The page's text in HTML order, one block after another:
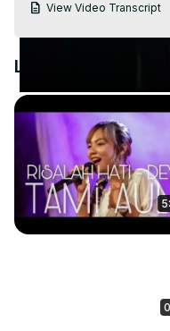
View Video Transcript
Latest Videos